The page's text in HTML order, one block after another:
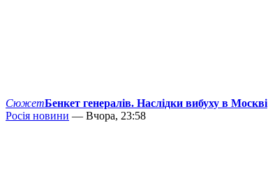
СюжетБенкет генералів. Наслідки вибуху в Москві
Росія новини — Вчора, 23:58